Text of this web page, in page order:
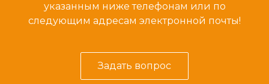
указанным ниже телефонам или по
следующим адресам электронной почты!
Задать вопрос